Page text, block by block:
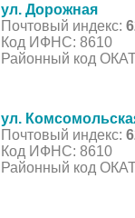
ул. Дорожная
Почтовый индекс:
Код ИФНС: 8610
Районный код
ул.
Почтовый индекс:
Код ИФНС: 8610
Районный код